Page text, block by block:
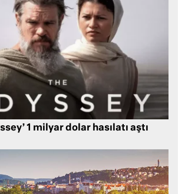
1 milyar dolar hasılatı aştı